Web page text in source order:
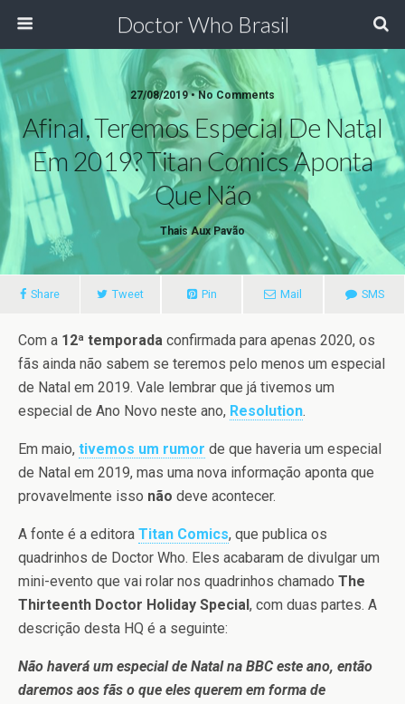
Doctor Who Brasil
27/08/2019 • No Comments
Afinal, Teremos Especial De Natal
Em 2019? Titan Comics Aponta
Que Não
Thais Aux Pavão
Share Tweet Pin Mail SMS
Com a 12ª temporada confirmada para apenas 2020, os
fãs ainda não sabem se teremos pelo menos um especial
de Natal em 2019. Vale lembrar que já tivemos um
especial de Ano Novo neste ano, Resolution.
Em maio, tivemos um rumor de que haveria um especial
de Natal em 2019, mas uma nova informação aponta que
provavelmente isso não deve acontecer.
A fonte é a editora Titan Comics, que publica os
quadrinhos de Doctor Who. Eles acabaram de divulgar um
mini-evento que vai rolar nos quadrinhos chamado The
Thirteenth Doctor Holiday Special, com duas partes. A
descrição desta HQ é a seguinte:
Não haverá um especial de Natal na BBC este ano, então
daremos aos fãs o que eles querem em forma de